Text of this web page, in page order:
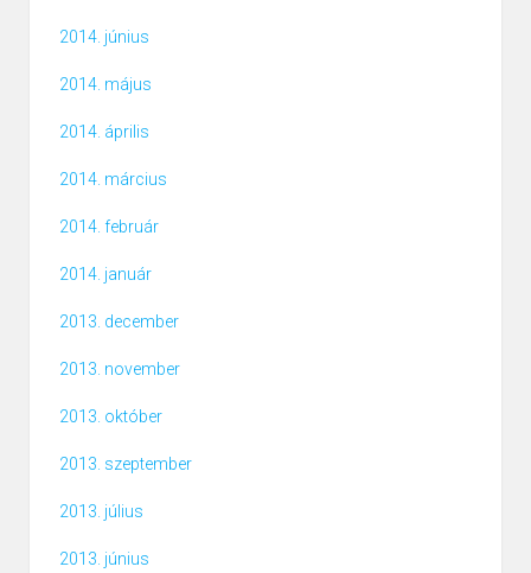
2014. június
2014. május
2014. április
2014. március
2014. február
2014. január
2013. december
2013. november
2013. október
2013. szeptember
2013. július
2013. június